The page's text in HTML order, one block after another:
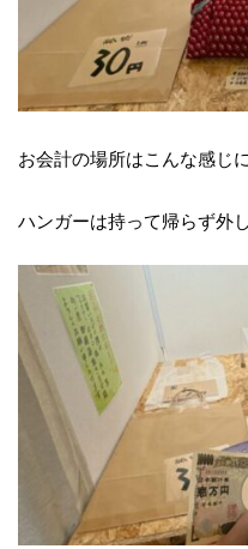
お会計の場所はこんな感じ
ハンガーは持って帰らず外